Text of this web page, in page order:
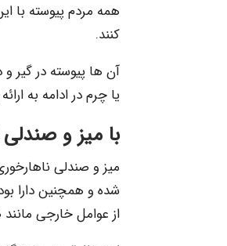
همه مردم پیوسته با
کنند.
آن ها پیوسته در گیر
یا چرم در ادامه به
با میز و
میز و صندلی
شده و همچنین دارا
از عوامل خارجی